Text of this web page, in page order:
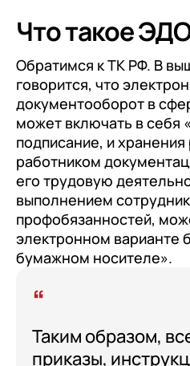
Что такое
Обратимся к ТК РФ. В
говорится, что
документооборот в
может включать в себя
подписание, и
работником
его трудовую
выполнением
профобязанностей,
электронном варианте
бумажном носителе».
Таким образом,
приказы,
клиентами (CRM)
Лицензии 1С
Сервисы 1С
1С-ЭДО
1С:Контрагент
1С-Отчетность
1С:Фреш
Доки 1С